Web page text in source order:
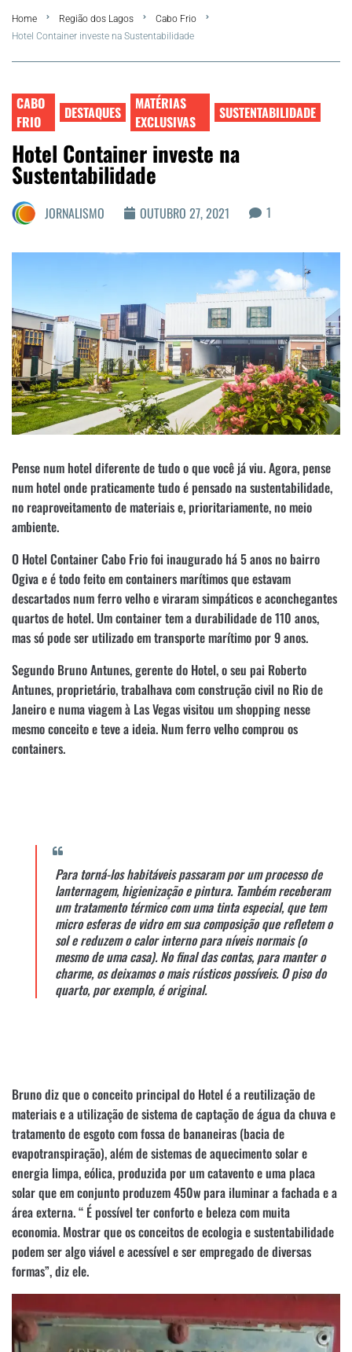
FLA Araru 2026
Região dos Lagos
Agenda Cultural
Colunistas
Home Região dos Lagos
Cabo Frio
Hotel Container investe na Sustentabilidade
CABO
FRIO
DESTAQUES
MATÉRIAS
EXCLUSIVAS
SUSTENTABILIDADE
Hotel Container investe na
Sustentabilidade
JORNALISMO OUTUBRO 27, 2021 1
Pense num hotel diferente de tudo o que você já viu. Agora, pense
num hotel onde praticamente tudo é pensado na sustentabilidade,
no reaproveitamento de materiais e, prioritariamente, no meio
ambiente.
O Hotel Container Cabo Frio foi inaugurado há 5 anos no bairro
Ogiva e é todo feito em containers marítimos que estavam
descartados num ferro velho e viraram simpáticos e aconchegantes
quartos de hotel. Um container tem a durabilidade de 110 anos,
mas só pode ser utilizado em transporte marítimo por 9 anos.
Segundo Bruno Antunes, gerente do Hotel, o seu pai Roberto
Antunes, proprietário, trabalhava com construção civil no Rio de
Janeiro e numa viagem à Las Vegas visitou um shopping nesse
mesmo conceito e teve a ideia. Num ferro velho comprou os
containers.
Para torná-los habitáveis passaram por um processo de
lanternagem, higienização e pintura. Também receberam
um tratamento térmico com uma tinta especial, que tem
micro esferas de vidro em sua composição que refletem o
sol e reduzem o calor interno para níveis normais (o
mesmo de uma casa). No final das contas, para manter o
charme, os deixamos o mais rústicos possíveis. O piso do
quarto, por exemplo, é original.
Bruno diz que o conceito principal do Hotel é a reutilização de
materiais e a utilização de sistema de captação de água da chuva e
tratamento de esgoto com fossa de bananeiras (bacia de
evapotranspiração), além de sistemas de aquecimento solar e
energia limpa, eólica, produzida por um catavento e uma placa
solar que em conjunto produzem 450w para iluminar a fachada e a
área externa. “ É possível ter conforto e beleza com muita
economia. Mostrar que os conceitos de ecologia e sustentabilidade
podem ser algo viável e acessível e ser empregado de diversas
formas”, diz ele.